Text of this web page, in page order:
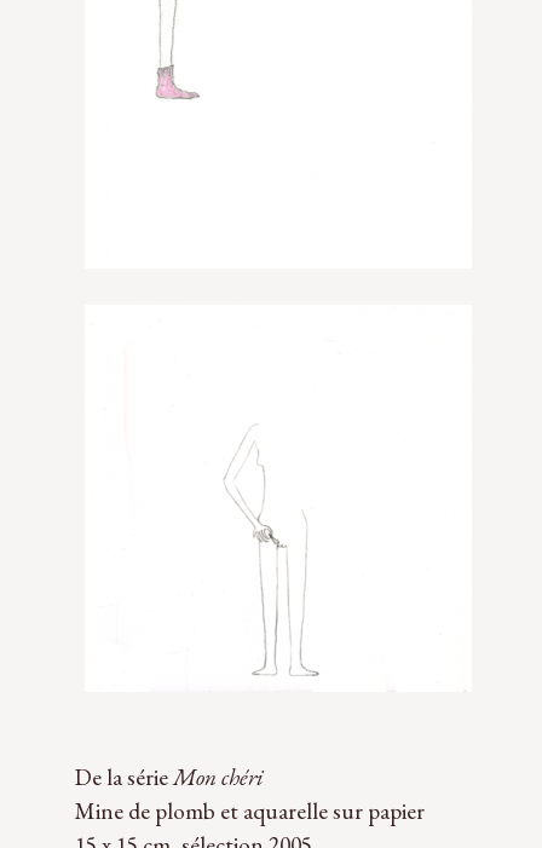
De la sérieMon chéri
Mine de plomb et aquarelle sur papier